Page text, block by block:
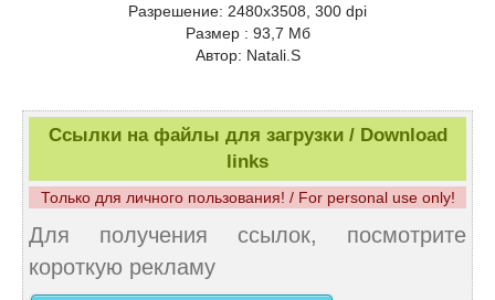
Разрешение: 2480x3508, 300 dpi
Размер : 93,7 Мб
Автор: Natali.S
Ссылки на файлы для загрузки / Download
links
Только для личного пользования! / For personal use only!
Для получения ссылок, посмотрите
короткую рекламу